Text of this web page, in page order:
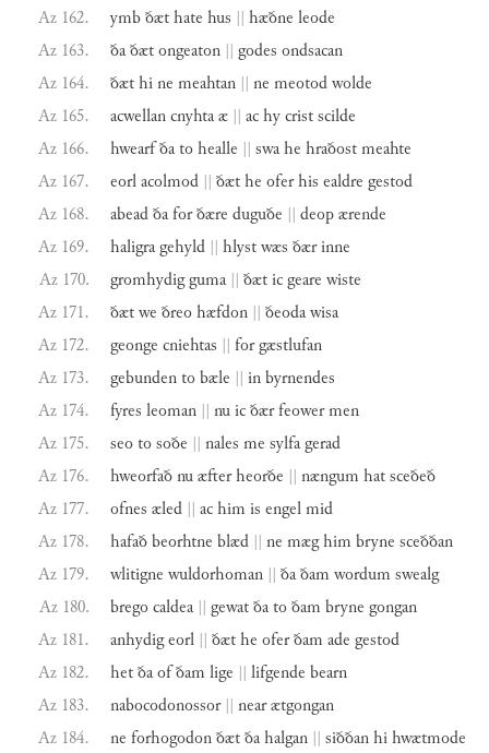
Az 162.
ymbðæthate hus || hæðne leode
Az 163.
ðaðætongeaton || godes ondsacan
Az 164.
ðæthine meahtan || ne meotodwolde
Az 165.
acwellancnyhtaæ || achycristscilde
Az 166.
hwearfðatohealle || swahe hraðostmeahte
Az 167.
eorlacolmod || ðæthe oferhis ealdre gestod
Az 168.
abeadðaforðære duguðe || deopærende
Az 169.
haligragehyld || hlystwæs ðærinne
Az 170.
gromhydigguma || ðæticgeare wiste
Az 171.
ðætwe ðreohæfdon || ðeodawisa
Az 172.
geonge cniehtas || forgæstlufan
Az 173.
gebundentobæle || inbyrnendes
Az 174.
fyres leoman || nuicðærfeowermen
Az 175.
seotosoðe || nales me sylfagerad
Az 176.
hweorfaðnuæfterheorðe || nængum hatsceðeð
Az 177.
ofnes æled || achim is engelmid
Az 178.
hafaðbeorhtne blæd || ne mæghim bryne sceððan
Az 179.
wlitigne wuldorhoman || ðaðam wordum swealg
Az 180.
bregocaldea || gewatðatoðam bryne gongan
Az 181.
anhydigeorl || ðæthe oferðam ade gestod
Az 182.
hetðaofðam lige || lifgende bearn
Az 183.
nabocodonossor || nearætgongan
Az 184.
ne forhogodonðætðahalgan || siððanhihwætmode